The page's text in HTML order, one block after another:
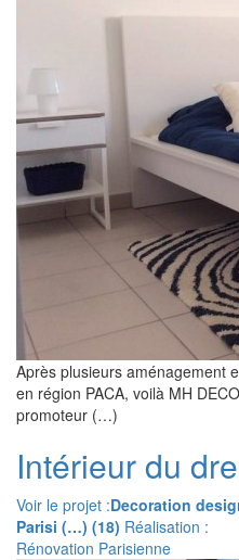
Après plusieurs aménagement
en région PACA, voilà MH
promoteur (…)
Intérieur du
Voir le projet :Decoration
Parisi (…) (18) Réalisation :
Rénovation Parisienne